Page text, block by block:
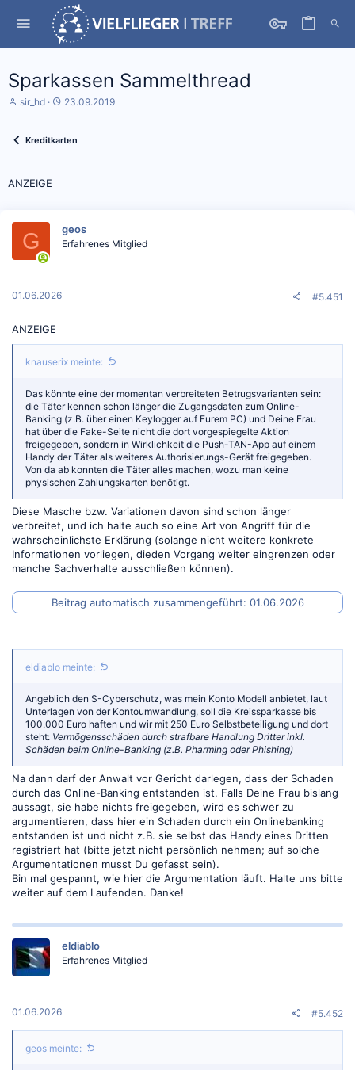
Sparkassen Sammelthread
S
r
*
sir_hd
D
u
23.09.2019
Kreditkarten
ANZEIGE
G geos
Erfahrenes Mitglied
01.06.2026 #5.451
ANZEIGE
knauserix meinte:
Das könnte eine der momentan verbreiteten Betrugsvarianten sein:
die Täter kennen schon länger die Zugangsdaten zum Online-
Banking (z.B. über einen Keylogger auf Eurem PC) und Deine Frau
hat über die Fake-Seite nicht die dort vorgespiegelte Aktion
freigegeben, sondern in Wirklichkeit die Push-TAN-App auf einem
Handy der Täter als weiteres Authorisierungs-Gerät freigegeben.
Von da ab konnten die Täter alles machen, wozu man keine
physischen Zahlungskarten benötigt.
Diese Masche bzw. Variationen davon sind schon länger
verbreitet, und ich halte auch so eine Art von Angriff für die
wahrscheinlichste Erklärung (solange nicht weitere konkrete
Informationen vorliegen, dieden Vorgang weiter eingrenzen oder
manche Sachverhalte ausschließen können).
Beitrag automatisch zusammengeführt: 01.06.2026
eldiablo meinte:
Angeblich den S-Cyberschutz, was mein Konto Modell anbietet, laut
Unterlagen von der Kontoumwandlung, soll die Kreissparkasse bis
100.000 Euro haften und wir mit 250 Euro Selbstbeteiligung und dort
steht: Vermögensschäden durch strafbare Handlung Dritter inkl.
Schäden beim Online-Banking (z.B. Pharming oder Phishing)
Na dann darf der Anwalt vor Gericht darlegen, dass der Schaden
durch das Online-Banking entstanden ist. Falls Deine Frau bislang
aussagt, sie habe nichts freigegeben, wird es schwer zu
argumentieren, dass hier ein Schaden durch ein Onlinebanking
entstanden ist und nicht z.B. sie selbst das Handy eines Dritten
registriert hat (bitte jetzt nicht persönlich nehmen; auf solche
Argumentationen musst Du gefasst sein).
Bin mal gespannt, wie hier die Argumentation läuft. Halte uns bitte
weiter auf dem Laufenden. Danke!
eldiablo
Erfahrenes Mitglied
01.06.2026 #5.452
geos meinte: